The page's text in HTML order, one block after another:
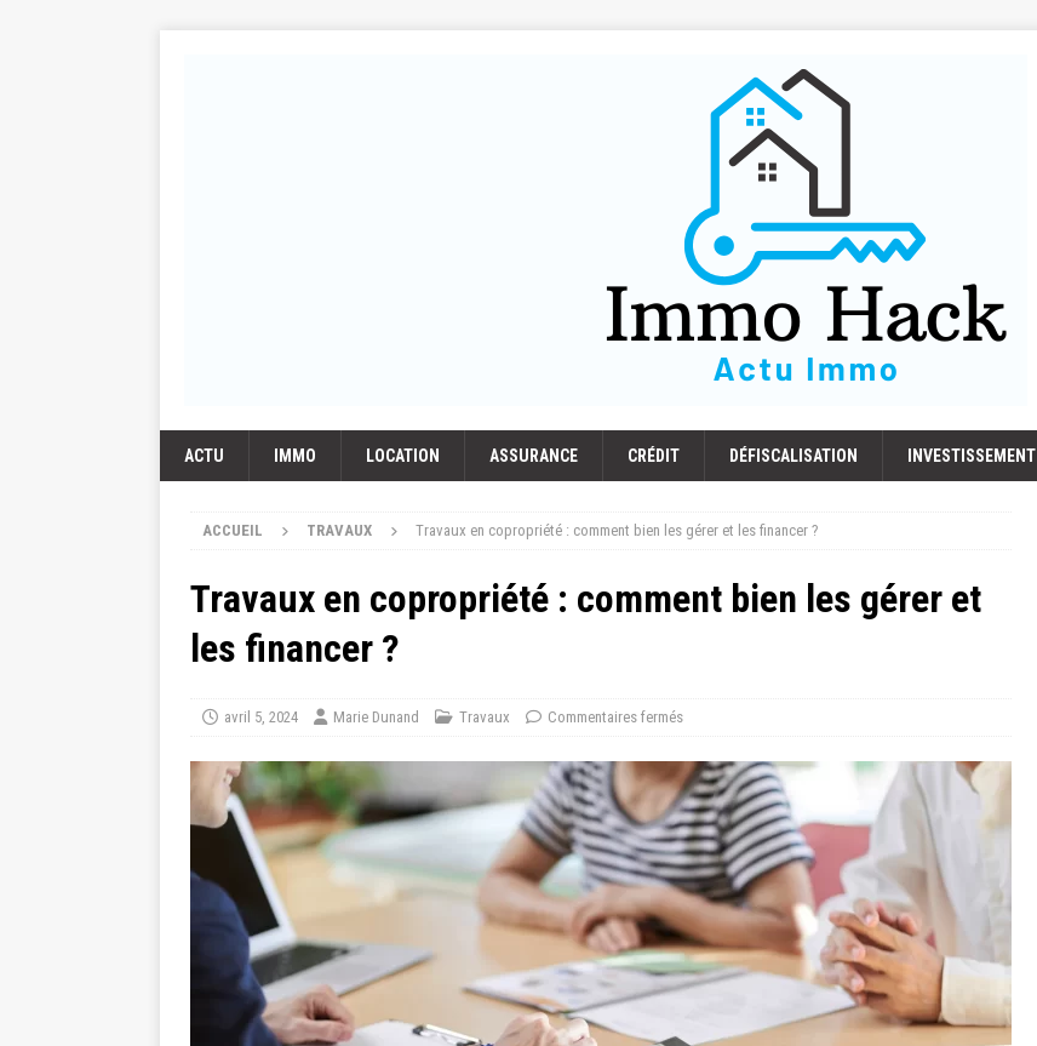
ACTU IMMO LOCATION ASSURANCE CRÉDIT DÉFISCALISATION INVESTISSEMENT
ACCUEIL TRAVAUX Travaux en copropriété : comment bien les gérer et les financer ?
Travaux en copropriété : comment bien les gérer et
les financer ?
avril 5, 2024 Marie Dunand Travaux Commentaires fermés